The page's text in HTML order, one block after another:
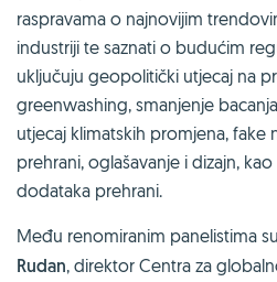
raspravama o najnovijim
industriji te saznati o budućim
uključuju geopolitički utjecaj na
greenwashing, smanjenje
utjecaj klimatskih promjena, fake
prehrani, oglašavanje i dizajn,
dodataka prehrani.
Među renomiranim panelistima
Rudan, direktor Centra za